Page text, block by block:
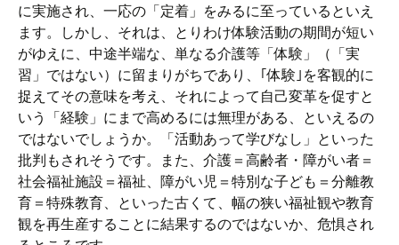
に実施され、一応の「定着」をみるに至っているといえ
ます。しかし、それは、とりわけ体験活動の期間が短い
がゆえに、中途半端な、単なる介護等「体験」（「実
習」ではない）に留まりがちであり、｢体験｣を客観的に
捉えてその意味を考え、それによって自己変革を促すと
いう「経験」にまで高めるには無理がある、といえるの
ではないでしょうか。「活動あって学びなし」といった
批判もされそうです。また、介護＝高齢者・障がい者＝
社会福祉施設＝福祉、障がい児＝特別な子ども＝分離教
育＝特殊教育、といった古くて、幅の狭い福祉観や教育
観を再生産することに結果するのではないか、危惧され